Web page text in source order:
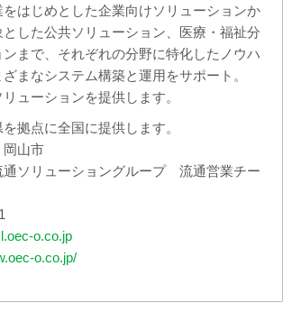
はじめとした企業向けソリューションか
した公共ソリューション、医療・福祉分
まで、それぞれの分野に特化したノウハ
まなシステム構築と運用をサポート。
ューションを提供します。
拠点に全国に提供します。
山市
通ソリューショングループ 流通営業チー
o.co.jp
o.co.jp/